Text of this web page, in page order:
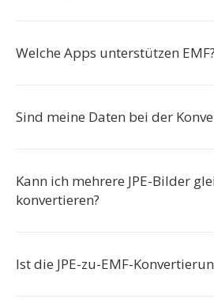
Welche Apps unterstützen EMF?
Sind meine Daten bei der
Kann ich mehrere JPE-Bilder
konvertieren?
Ist die JPE-zu-EMF-